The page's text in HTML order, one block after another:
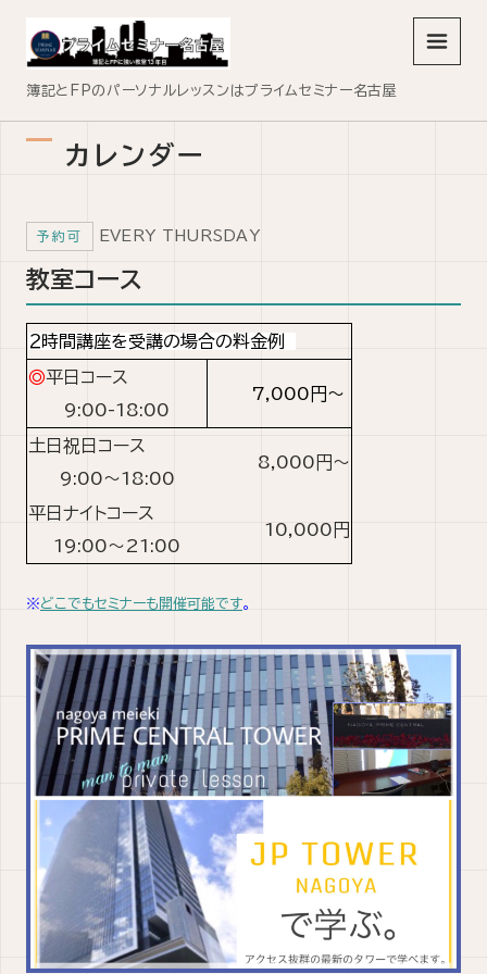
簿記とFPのパーソナルレッスンはプライムセミナー名古屋
メニュ
カレンダー
予約可 EVERY THURSDAY
教室コース
２時間講座を受講の場合の料金例
◎平日コース
9:00-18:00
7,000円〜
土日祝日コース
9:00～18:00
8,000円〜
平日ナイトコース
19:00〜21:00
10,000円
※どこでもセミナーも開催可能です。